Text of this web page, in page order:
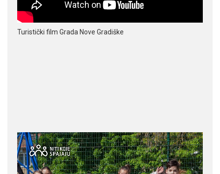
Turistički film Grada Nove Gradiške